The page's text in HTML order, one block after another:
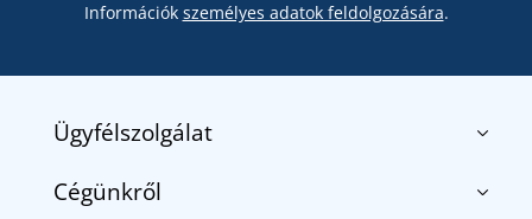
Információk személyes adatok feldolgozására.
Ügyfélszolgálat
Kapcsolat
Cégünkről